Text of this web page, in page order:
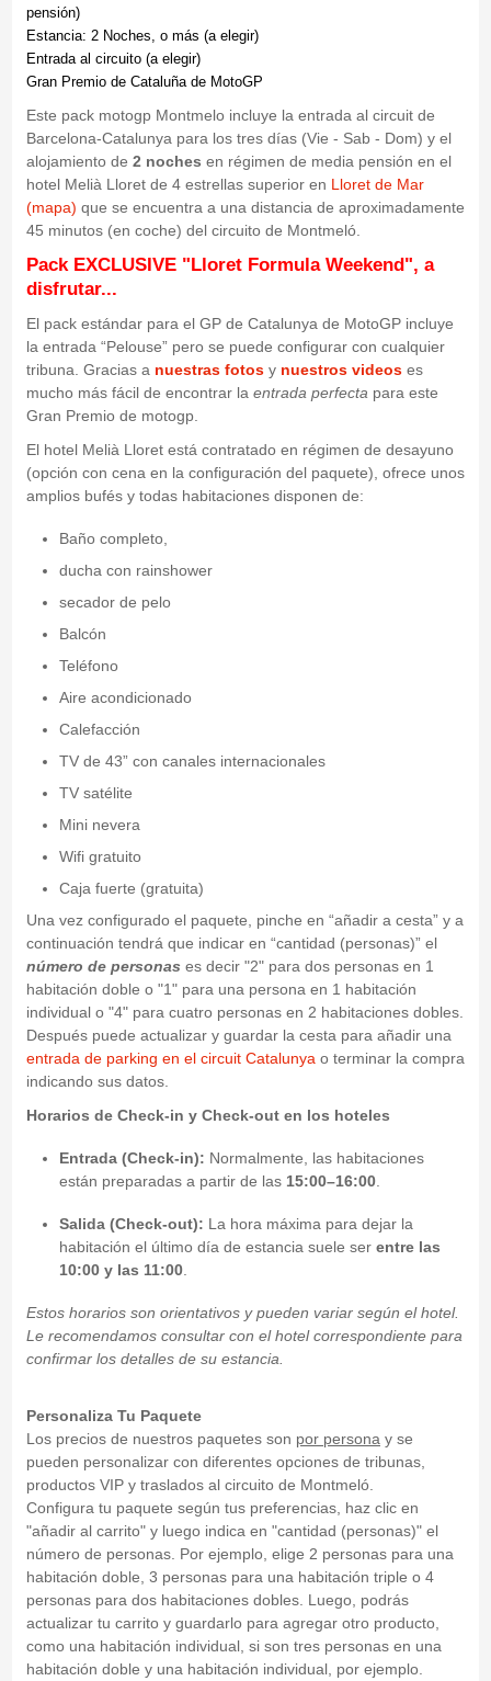
pensión)
Estancia: 2 Noches, o más (a elegir)
Entrada al circuito (a elegir)
Gran Premio de Cataluña de MotoGP
Este pack motogp Montmelo incluye la entrada al circuit de
Barcelona-Catalunya para los tres días (Vie - Sab - Dom) y el
alojamiento de 2 noches en régimen de media pensión en el
hotel Melià Lloret de 4 estrellas superior en Lloret de Mar
(mapa) que se encuentra a una distancia de aproximadamente
45 minutos (en coche) del circuito de Montmeló.
Pack EXCLUSIVE "Lloret Formula Weekend", a
disfrutar...
El pack estándar para el GP de Catalunya de MotoGP incluye
la entrada “Pelouse” pero se puede configurar con cualquier
tribuna. Gracias a nuestras fotosy nuestros videoses
mucho más fácil de encontrar la entrada perfecta para este
Gran Premio de motogp.
El hotel Melià Lloret está contratado en régimen de desayuno
(opción con cena en la configuración del paquete), ofrece unos
amplios bufés y todas habitaciones disponen de:
Baño completo,
ducha con rainshower
secador de pelo
Balcón
Teléfono
Aire acondicionado
Calefacción
TV de 43” con canales internacionales
TV satélite
Mini nevera
Wifi gratuito
Caja fuerte (gratuita)
Una vez configurado el paquete, pinche en “añadir a cesta” y a
continuación tendrá que indicar en “cantidad (personas)” el
número de personas es decir "2" para dos personas en 1
habitación doble o "1" para una persona en 1 habitación
individual o "4" para cuatro personas en 2 habitaciones dobles.
Después puede actualizar y guardar la cesta para añadir una
entrada de parking en el circuit Catalunya o terminar la compra
indicando sus datos.
Horarios de Check-in y Check-out en los hoteles
Entrada (Check-in): Normalmente, las habitaciones
están preparadas a partir de las15:00–16:00.
Salida (Check-out): La hora máxima para dejar la
habitación el último día de estancia suele ser entre las
10:00 y las 11:00.
Estos horarios son orientativos y pueden variar según el hotel.
Le recomendamos consultar con el hotel correspondiente para
confirmar los detalles de su estancia.
Personaliza Tu Paquete
Los precios de nuestros paquetes son por persona y se
pueden personalizar con diferentes opciones de tribunas,
productos VIP y traslados al circuito de Montmeló.
Configura tu paquete según tus preferencias, haz clic en
"añadir al carrito" y luego indica en "cantidad (personas)" el
número de personas. Por ejemplo, elige 2 personas para una
habitación doble, 3 personas para una habitación triple o 4
personas para dos habitaciones dobles. Luego, podrás
actualizar tu carrito y guardarlo para agregar otro producto,
como una habitación individual, si son tres personas en una
habitación doble y una habitación individual, por ejemplo.